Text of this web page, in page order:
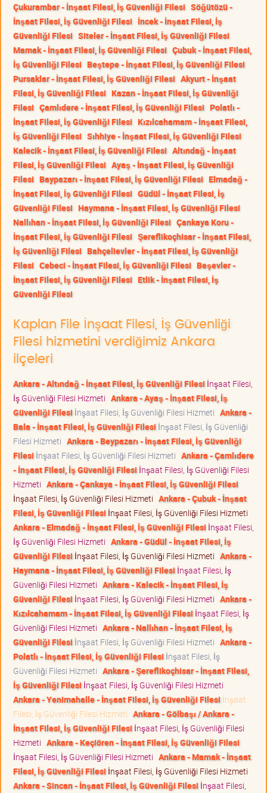
Çukurambar - İnşaat Filesi, İş Güvenliği Filesi Söğütözü -
İnşaat Filesi, İş Güvenliği Filesi İncek - İnşaat Filesi, İş
Güvenliği Filesi Siteler - İnşaat Filesi, İş Güvenliği Filesi
Mamak - İnşaat Filesi, İş Güvenliği Filesi Çubuk - İnşaat Filesi,
İş Güvenliği Filesi Beştepe - İnşaat Filesi, İş Güvenliği Filesi
Pursaklar - İnşaat Filesi, İş Güvenliği Filesi Akyurt - İnşaat
Filesi, İş Güvenliği Filesi Kazan - İnşaat Filesi, İş Güvenliği
Filesi Çamlıdere - İnşaat Filesi, İş Güvenliği Filesi Polatlı -
İnşaat Filesi, İş Güvenliği Filesi Kızılcahamam - İnşaat Filesi,
İş Güvenliği Filesi Sıhhiye - İnşaat Filesi, İş Güvenliği Filesi
Kalecik - İnşaat Filesi, İş Güvenliği Filesi Altındağ - İnşaat
Filesi, İş Güvenliği Filesi Ayaş - İnşaat Filesi, İş Güvenliği
Filesi Baypazarı - İnşaat Filesi, İş Güvenliği Filesi Elmadağ -
İnşaat Filesi, İş Güvenliği Filesi Güdül - İnşaat Filesi, İş
Güvenliği Filesi Haymana - İnşaat Filesi, İş Güvenliği Filesi
Nallıhan - İnşaat Filesi, İş Güvenliği Filesi Çankaya Koru -
İnşaat Filesi, İş Güvenliği Filesi Şereflikoçhisar - İnşaat Filesi,
İş Güvenliği Filesi Bahçelievler - İnşaat Filesi, İş Güvenliği
Filesi Cebeci - İnşaat Filesi, İş Güvenliği Filesi Beşevler -
İnşaat Filesi, İş Güvenliği Filesi Etlik - İnşaat Filesi, İş
Güvenliği Filesi
Kaplan File İnşaat Filesi, İş Güvenliği
Filesi hizmetini verdiğimiz Ankara
ilçeleri
Ankara - Altındağ - İnşaat Filesi, İş Güvenliği Filesi İnşaat Filesi,
İş Güvenliği Filesi Hizmeti Ankara - Ayaş - İnşaat Filesi, İş
Güvenliği Filesi İnşaat Filesi, İş Güvenliği Filesi Hizmeti Ankara -
Bala - İnşaat Filesi, İş Güvenliği Filesi İnşaat Filesi, İş Güvenliği
Filesi Hizmeti Ankara - Beypazarı - İnşaat Filesi, İş Güvenliği
Filesi İnşaat Filesi, İş Güvenliği Filesi Hizmeti Ankara - Çamlıdere
- İnşaat Filesi, İş Güvenliği Filesi İnşaat Filesi, İş Güvenliği Filesi
Hizmeti Ankara - Çankaya - İnşaat Filesi, İş Güvenliği Filesi
İnşaat Filesi, İş Güvenliği Filesi Hizmeti Ankara - Çubuk - İnşaat
Filesi, İş Güvenliği Filesi İnşaat Filesi, İş Güvenliği Filesi Hizmeti
Ankara - Elmadağ - İnşaat Filesi, İş Güvenliği Filesi İnşaat Filesi,
İş Güvenliği Filesi Hizmeti Ankara - Güdül - İnşaat Filesi, İş
Güvenliği Filesi İnşaat Filesi, İş Güvenliği Filesi Hizmeti Ankara -
Haymana - İnşaat Filesi, İş Güvenliği Filesi İnşaat Filesi, İş
Güvenliği Filesi Hizmeti Ankara - Kalecik - İnşaat Filesi, İş
Güvenliği Filesi İnşaat Filesi, İş Güvenliği Filesi Hizmeti Ankara -
Kızılcahamam - İnşaat Filesi, İş Güvenliği Filesi İnşaat Filesi, İş
Güvenliği Filesi Hizmeti Ankara - Nallıhan - İnşaat Filesi, İş
Güvenliği Filesi İnşaat Filesi, İş Güvenliği Filesi Hizmeti Ankara -
Polatlı - İnşaat Filesi, İş Güvenliği Filesi İnşaat Filesi, İş
Güvenliği Filesi Hizmeti Ankara - Şereflikoçhisar - İnşaat Filesi,
İş Güvenliği Filesi İnşaat Filesi, İş Güvenliği Filesi Hizmeti
Ankara - Yenimahalle - İnşaat Filesi, İş Güvenliği Filesi İnşaat
Filesi, İş Güvenliği Filesi Hizmeti Ankara - Gölbaşı / Ankara -
İnşaat Filesi, İş Güvenliği Filesi İnşaat Filesi, İş Güvenliği Filesi
Hizmeti Ankara - Keçiören - İnşaat Filesi, İş Güvenliği Filesi
İnşaat Filesi, İş Güvenliği Filesi Hizmeti Ankara - Mamak - İnşaat
Filesi, İş Güvenliği Filesi İnşaat Filesi, İş Güvenliği Filesi Hizmeti
Ankara - Sincan - İnşaat Filesi, İş Güvenliği Filesi İnşaat Filesi,